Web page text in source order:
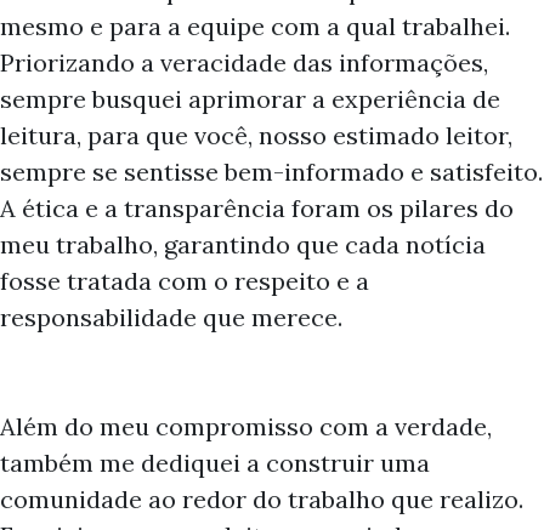
mesmo e para a equipe com a qual trabalhei.
Priorizando a veracidade das informações,
sempre busquei aprimorar a experiência de
leitura, para que você, nosso estimado leitor,
sempre se sentisse bem-informado e satisfeito.
A ética e a transparência foram os pilares do
meu trabalho, garantindo que cada notícia
fosse tratada com o respeito e a
responsabilidade que merece.
Além do meu compromisso com a verdade,
também me dediquei a construir uma
comunidade ao redor do trabalho que realizo.